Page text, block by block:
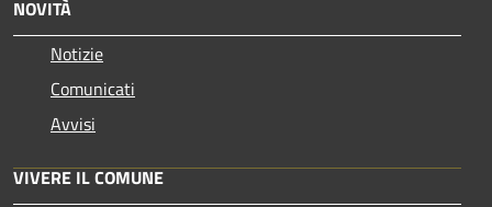
NOVITÀ
Notizie
Comunicati
Avvisi
VIVERE IL COMUNE